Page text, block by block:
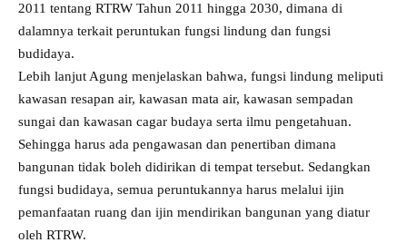
2011 tentang RTRW Tahun 2011 hingga 2030, dimana di
dalamnya terkait peruntukan fungsi lindung dan fungsi
budidaya.
Lebih lanjut Agung menjelaskan bahwa, fungsi lindung meliputi
kawasan resapan air, kawasan mata air, kawasan sempadan
sungai dan kawasan cagar budaya serta ilmu pengetahuan.
Sehingga harus ada pengawasan dan penertiban dimana
bangunan tidak boleh didirikan di tempat tersebut. Sedangkan
fungsi budidaya, semua peruntukannya harus melalui ijin
pemanfaatan ruang dan ijin mendirikan bangunan yang diatur
oleh RTRW.